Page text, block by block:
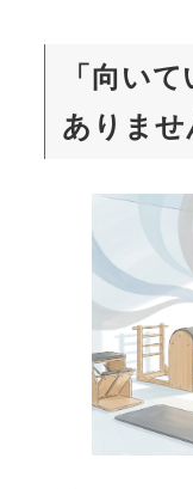
「向い
ありませ